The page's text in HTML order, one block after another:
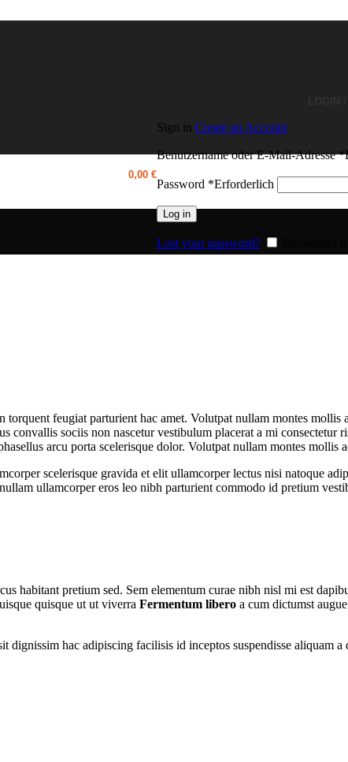
0,00 €
Sign in Create an Account
Benutzername oder E-Mail-Adresse*
Password *Erforderlich
Log in
Lost your password?
feugiat parturient hac amet. Volutpat nullam montes
convallis sociis non nascetur vestibulum placerat a mi consectetur
arcu porta scelerisque dolor. Volutpat nullam montes mollis
scelerisque gravida et elit ullamcorper lectus nisi natoque
ullamcorper eros leo nibh parturient commodo id pretium
habitant pretium sed. Sem elementum curae nibh nisl mi est
quisque ut ut viverra Fermentum libero a cum dictumst
hac adipiscing facilisis id inceptos suspendisse aliquam